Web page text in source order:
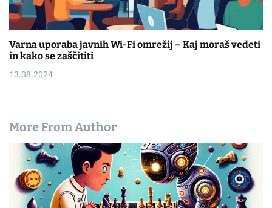
Varna uporaba javnih Wi-Fi omrežij – Kaj moraš vedeti
in kako se zaščititi
13.08.2024
More From Author